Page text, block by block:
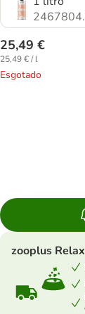
25,49 €
25,49 € / l
Esgotado
zooplus Relax